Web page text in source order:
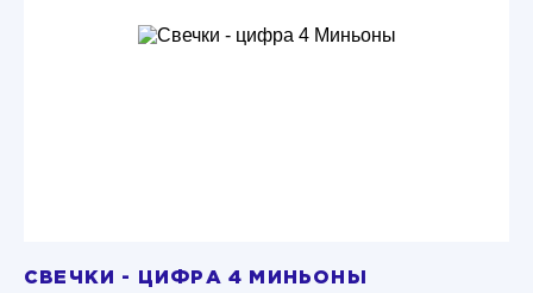
СВЕЧКИ - ЦИФРА 4 МИНЬОНЫ